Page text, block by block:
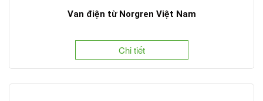
Van điện từ Norgren Việt Nam
Chi tiết